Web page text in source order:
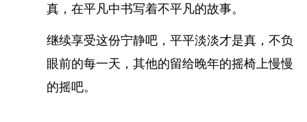
真，在平凡中书写着不平凡的故事。
继续享受这份宁静吧，平平淡淡才是真，不负
眼前的每一天，其他的留给晚年的摇椅上慢慢
的摇吧。